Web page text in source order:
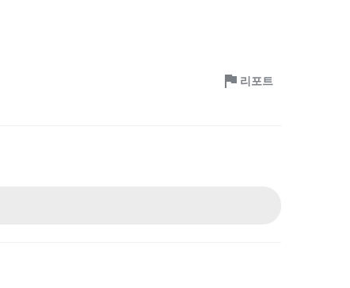
리포트